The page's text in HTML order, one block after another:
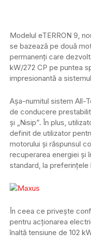
Modelul eTERRON 9,
se bazează pe două
permanenți care
kW/272 CP pe puntea
impresionantă a
Așa-numitul sistem All-
de conducere
și „Nisip”. În plus,
definit de utilizator
motorului și răspunsul
recuperarea energiei și
standard, la preferințele
În ceea ce privește
pentru acționarea
înaltă tensiune de 102